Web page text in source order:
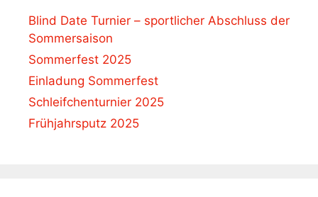
Blind Date Turnier – sportlicher Abschluss der
Sommersaison
Sommerfest 2025
Einladung Sommerfest
Schleifchenturnier 2025
Frühjahrsputz 2025